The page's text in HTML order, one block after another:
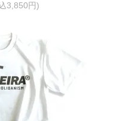
3,850円)